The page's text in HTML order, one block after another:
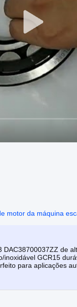
motor da máquina
de
GCR15
para aplicações